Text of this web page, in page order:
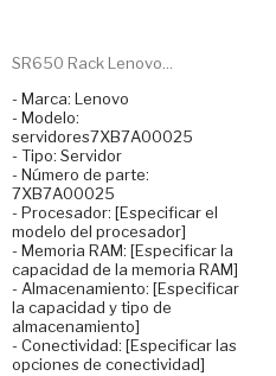
SR650 Rack Lenovo...
- Marca: Lenovo
- Modelo:
servidores7XB7A00025
- Tipo: Servidor
- Número de parte:
7XB7A00025
- Procesador: [Especificar el
modelo del procesador]
- Memoria RAM: [Especificar la
capacidad de la memoria RAM]
- Almacenamiento: [Especificar
la capacidad y tipo de
almacenamiento]
- Conectividad: [Especificar las
opciones de conectividad]